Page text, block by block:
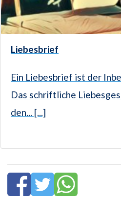
Liebesbrief
Ein Liebesbrief ist der
Das schriftliche
den... [...]